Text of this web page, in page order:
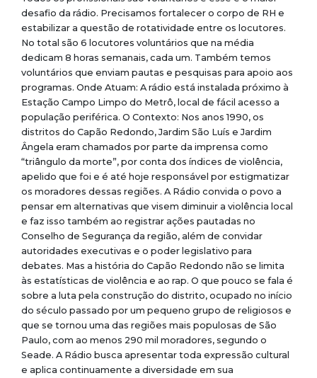
desafio da rádio. Precisamos fortalecer o corpo de RH e
estabilizar a questão de rotatividade entre os locutores.
No total são 6 locutores voluntários que na média
dedicam 8 horas semanais, cada um. Também temos
voluntários que enviam pautas e pesquisas para apoio aos
programas. Onde Atuam: A rádio está instalada próximo à
Estação Campo Limpo do Metrô, local de fácil acesso a
população periférica. O Contexto: Nos anos 1990, os
distritos do Capão Redondo, Jardim São Luís e Jardim
Ângela eram chamados por parte da imprensa como
“triângulo da morte”, por conta dos índices de violência,
apelido que foi e é até hoje responsável por estigmatizar
os moradores dessas regiões. A Rádio convida o povo a
pensar em alternativas que visem diminuir a violência local
e faz isso também ao registrar ações pautadas no
Conselho de Segurança da região, além de convidar
autoridades executivas e o poder legislativo para
debates. Mas a história do Capão Redondo não se limita
às estatísticas de violência e ao rap. O que pouco se fala é
sobre a luta pela construção do distrito, ocupado no início
do século passado por um pequeno grupo de religiosos e
que se tornou uma das regiões mais populosas de São
Paulo, com ao menos 290 mil moradores, segundo o
Seade. A Rádio busca apresentar toda expressão cultural
e aplica continuamente a diversidade em sua